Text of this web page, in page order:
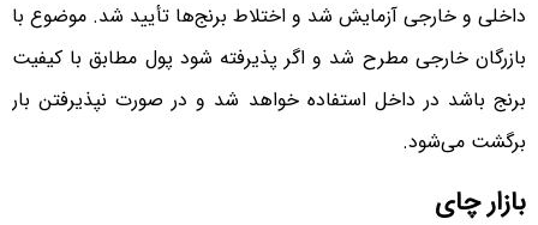
داخلی و خارجی آزمایش شد و اختلاط برنج‌ها تأیید شد. موضوع با
بازرگان خارجی مطرح شد و اگر پذیرفته شود پول مطابق با کیفیت
برنج باشد در داخل استفاده خواهد شد و در صورت نپذیرفتن بار
برگشت می‌شود.
بازار چای